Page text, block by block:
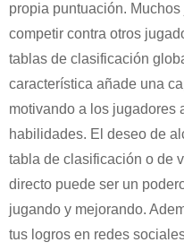
propia puntuación.
competir contra otros
tablas de clasificación
característica añade una
motivando a los jugadores
habilidades. El deseo de
tabla de clasificación o de
directo puede ser un
jugando y mejorando.
tus logros en redes